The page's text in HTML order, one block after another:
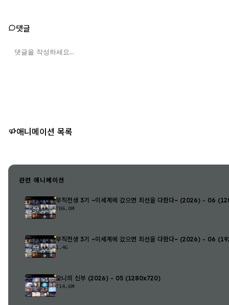
댓글
애니메이션 목록
관련 애니메이션
무직전생 3기 ~이세계에 갔으면 최선을 다한다~ (2026) - 06
706.0M
무직전생 3기 ~이세계에 갔으면 최선을 다한다~ (2026) - 06
1.4G
오니의 신부 (2026) - 05 (1280x720)
714.6M